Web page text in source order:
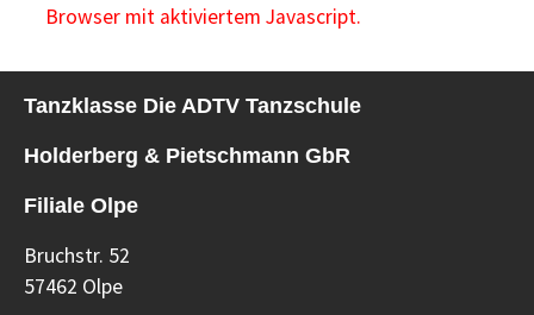
Browser mit aktiviertem Javascript.
Tanzklasse Die ADTV Tanzschule
Holderberg & Pietschmann GbR
Filiale Olpe
Bruchstr. 52
57462 Olpe